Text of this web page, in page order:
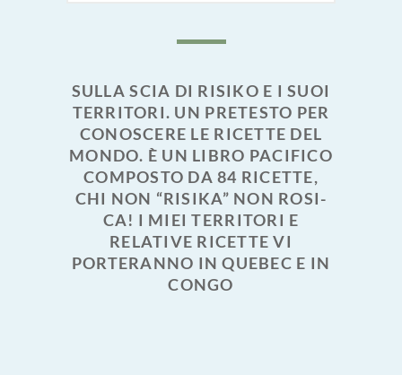
SULLA SCIA DI RISIKO E I SUOI
TERRITORI. UN PRETESTO PER
CONOSCERE LE RICETTE DEL
MONDO. È UN LIBRO PACIFICO
COMPOSTO DA 84 RICETTE,
CHI NON “RISIKA” NON ROSI-
CA! I MIEI TERRITORI E
RELATIVE RICETTE VI
PORTERANNO IN QUEBEC E IN
CONGO